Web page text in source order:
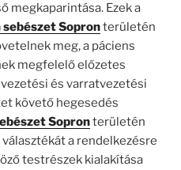
megkaparintása. Ezek a
sebészet Sopronterületén
meg, a páciens
megfelelő előzetes
és varratvezetési
követő hegesedés
Sopronterületén
a rendelkezésre
testrészek kialakítása